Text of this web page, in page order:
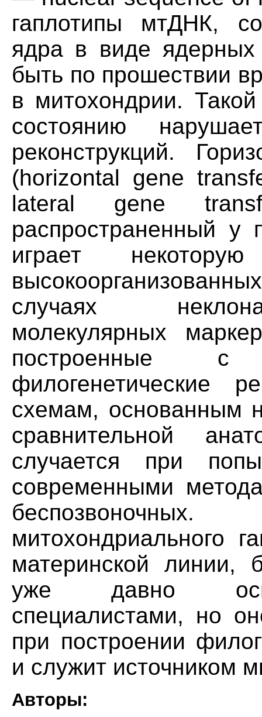
гаплотипы мтДНК,
ядра в виде ядерных
быть по прошествии
в митохондрии.
состоянию
реконструкций.
(horizontal gene
lateral gene
распространенный у
играет
случаях
молекулярных
построенные с
филогенетические
схемам, основанным
сравнительной
случается при
современными
митохондриального
материнской линии,
уже давно
специалистами, но
при построении
и служит источником
Авторы: